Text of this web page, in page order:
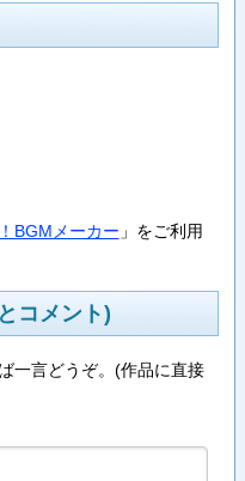
BGMメーカー 」をご利用
コメント)
一言どうぞ。(作品に直接